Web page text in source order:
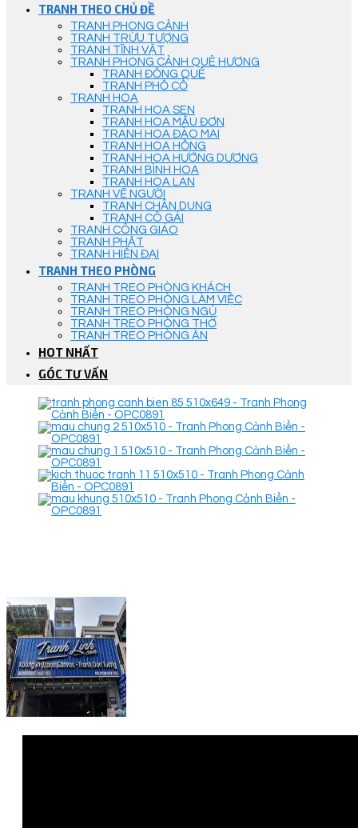
TRANH THEO CHỦ ĐỀ
TRANH PHONG CẢNH
TRANH TRỪU TƯỢNG
TRANH TĨNH VẬT
TRANH PHONG CẢNH QUÊ HƯƠNG
TRANH ĐỒNG QUÊ
TRANH PHỐ CỔ
TRANH HOA
TRANH HOA SEN
TRANH HOA MẪU ĐƠN
TRANH HOA ĐÀO MAI
TRANH HOA HỒNG
TRANH HOA HƯỚNG DƯƠNG
TRANH BÌNH HOA
TRANH HOA LAN
TRANH VẼ NGƯỜI
TRANH CHÂN DUNG
TRANH CÔ GÁI
TRANH CÔNG GIÁO
TRANH PHẬT
TRANH HIỆN ĐẠI
TRANH THEO PHÒNG
TRANH TREO PHÒNG KHÁCH
TRANH TREO PHÒNG LÀM VIỆC
TRANH TREO PHÒNG NGỦ
TRANH TREO PHÒNG THỜ
TRANH TREO PHÒNG ĂN
HOT NHẤT
GÓC TƯ VẤN